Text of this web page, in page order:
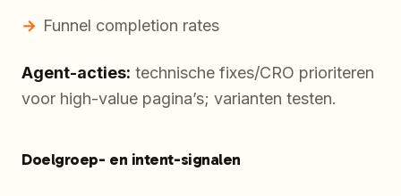
Funnel completion rates
Agent-acties: technische fixes/CRO prioriteren
voor high-value pagina’s; varianten testen.
Doelgroep- en intent-signalen